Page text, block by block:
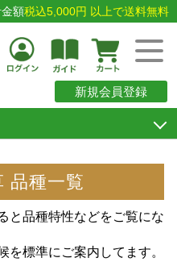
額税込5,000円 以上で送料無料
新規会員登録
品種一覧
と品種特性などをご覧にな
標準にご案内してます。